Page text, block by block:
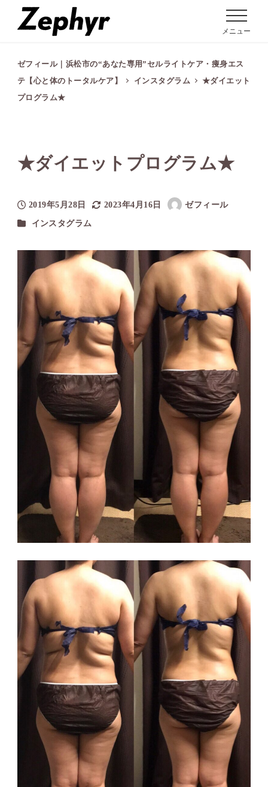
メニュー
ゼフィール｜浜松市の“あなた専用”セルライトケア・痩身エス
テ【心と体のトータルケア】
インスタグラム
★ダイエット
プログラム★
★ダイエットプログラム★
2019年5月28日
2023年4月16日
著
ゼフィール
カテゴリー
インスタグラム